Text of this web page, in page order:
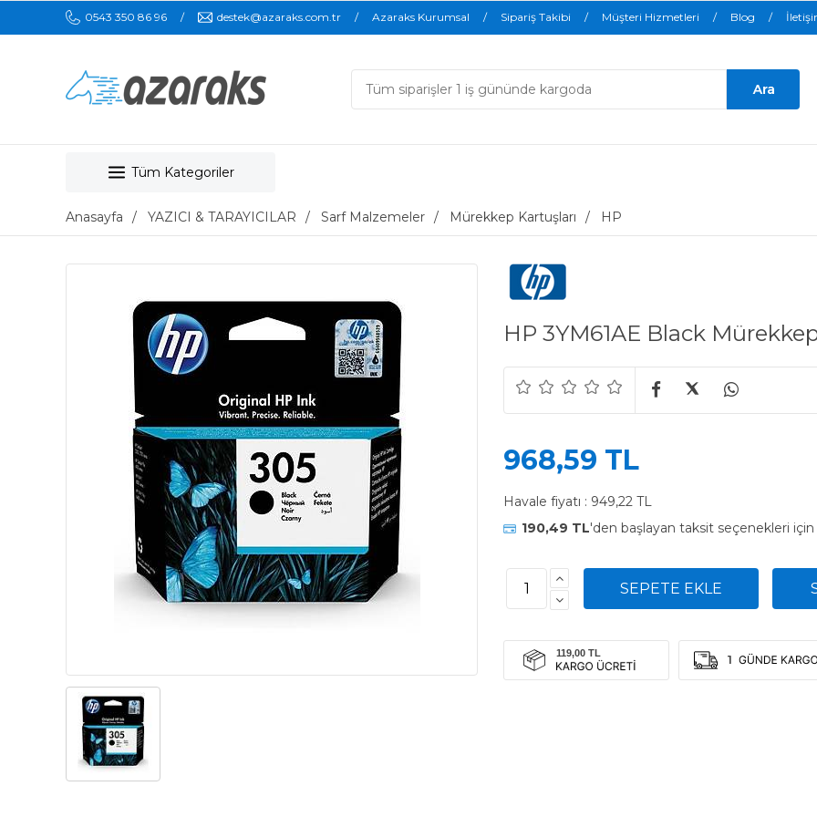
0543 350 86 96 destek@azaraks.com.tr Azaraks Kurumsal Sipariş Takibi Müşteri Hizmetleri Blog
Tüm Kategoriler
Anasayfa YAZICI & TARAYICILAR Sarf Malzemeler Mürekkep Kartuşları HP
HP 3YM61AE Black
968,59 TL
Havale fiyatı : 949,22 TL
190,49 TL'den başlayan taksit seçenekleri için
1